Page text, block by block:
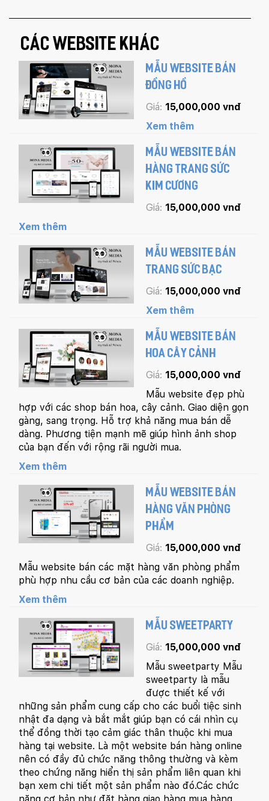
CÁC WEBSITE KHÁC
MẪU WEBSITE BÁN
ĐỒNG HỒ
Giá: 15,000,000 vnđ
Xem thêm
MẪU WEBSITE BÁN
HÀNG TRANG SỨC
KIM CƯƠNG
Giá: 15,000,000 vnđ
Xem thêm
MẪU WEBSITE BÁN
TRANG SỨC BẠC
Giá: 15,000,000 vnđ
Xem thêm
MẪU WEBSITE BÁN
HOA CÂY CẢNH
Giá: 15,000,000 vnđ
Mẫu website đẹp phù
hợp với các shop bán hoa, cây cảnh. Giao diện gọn
gàng, sang trọng. Hỗ trợ khả năng mua bán dễ
dàng. Phương tiện mạnh mẽ giúp hình ảnh shop
của bạn đến với rộng rãi người mua.
Xem thêm
MẪU WEBSITE BÁN
HÀNG VĂN PHÒNG
PHẨM
Giá: 15,000,000 vnđ
Mẫu website bán các mặt hàng văn phòng phẩm
phù hợp nhu cầu cơ bản của các doanh nghiệp.
Xem thêm
MẪU SWEETPARTY
Giá: 15,000,000 vnđ
Mẫu sweetparty Mẫu
sweetparty là mẫu
được thiết kế với
những sản phẩm cung cấp cho các buổi tiệc sinh
nhật đa dạng và bắt mắt giúp bạn có cái nhìn cụ
thể đồng thời tạo cảm giác thân thuộc khi mua
hàng tại website. Là một website bán hàng online
nên có đầy đủ chức năng thông thường và kèm
theo chứng năng hiển thị sản phẩm liên quan khi
bạn xem chi tiết một sản phẩm nào đó.Các chức
Quý khách vui lòng đăng nhập vào hệ thống
quản lý dự án để theo dõi tiến độ.
Website: quanly.mona.media